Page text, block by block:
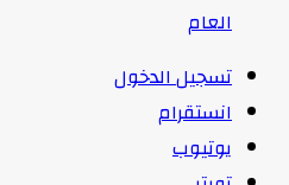
العام
تسجيل الدخول
انستقرام
يوتيوب